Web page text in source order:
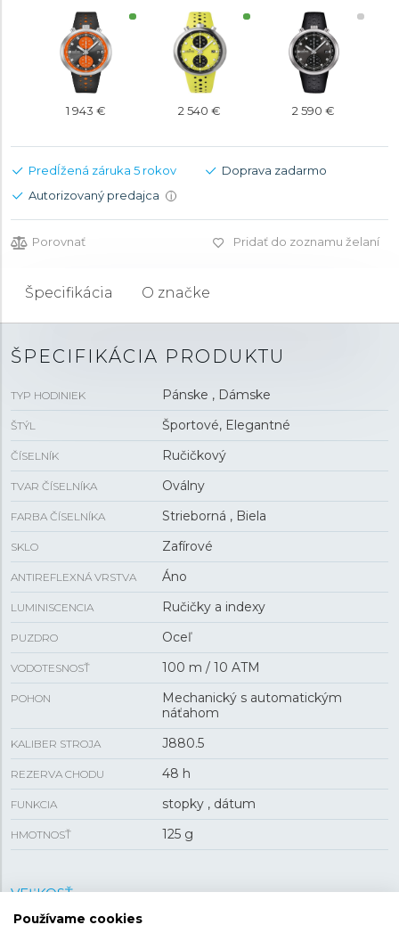
1 943 € 2 540 € 2 590 €
Predĺžená záruka 5 rokov
Doprava zadarmo
Autorizovaný predajca
i
Porovnať Pridať do zoznamu želaní
Špecifikácia O značke
ŠPECIFIKÁCIA PRODUKTU
TYP HODINIEK Pánske , Dámske
ŠTÝL Športové, Elegantné
ČÍSELNÍK Ručičkový
TVAR ČÍSELNÍKA Oválny
FARBA ČÍSELNÍKA Strieborná , Biela
SKLO Zafírové
ANTIREFLEXNÁ VRSTVA Áno
LUMINISCENCIA Ručičky a indexy
PUZDRO Oceľ
VODOTESNOSŤ 100 m / 10 ATM
POHON
Mechanický s automatickým
náťahom
KALIBER STROJA J880.5
REZERVA CHODU 48 h
FUNKCIA stopky , dátum
HMOTNOSŤ 125 g
VEĽKOSŤ
Používame cookies